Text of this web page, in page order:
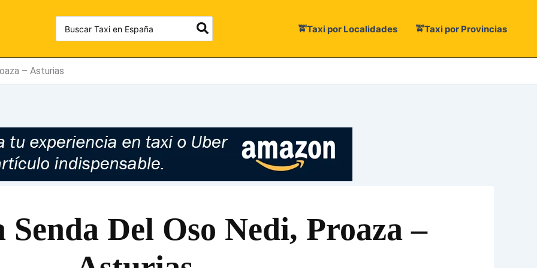
for:
🚖Taxi por Localidades 🚖Taxi por Provincias
– Asturias
Senda Del Oso Nedi, Proaza –